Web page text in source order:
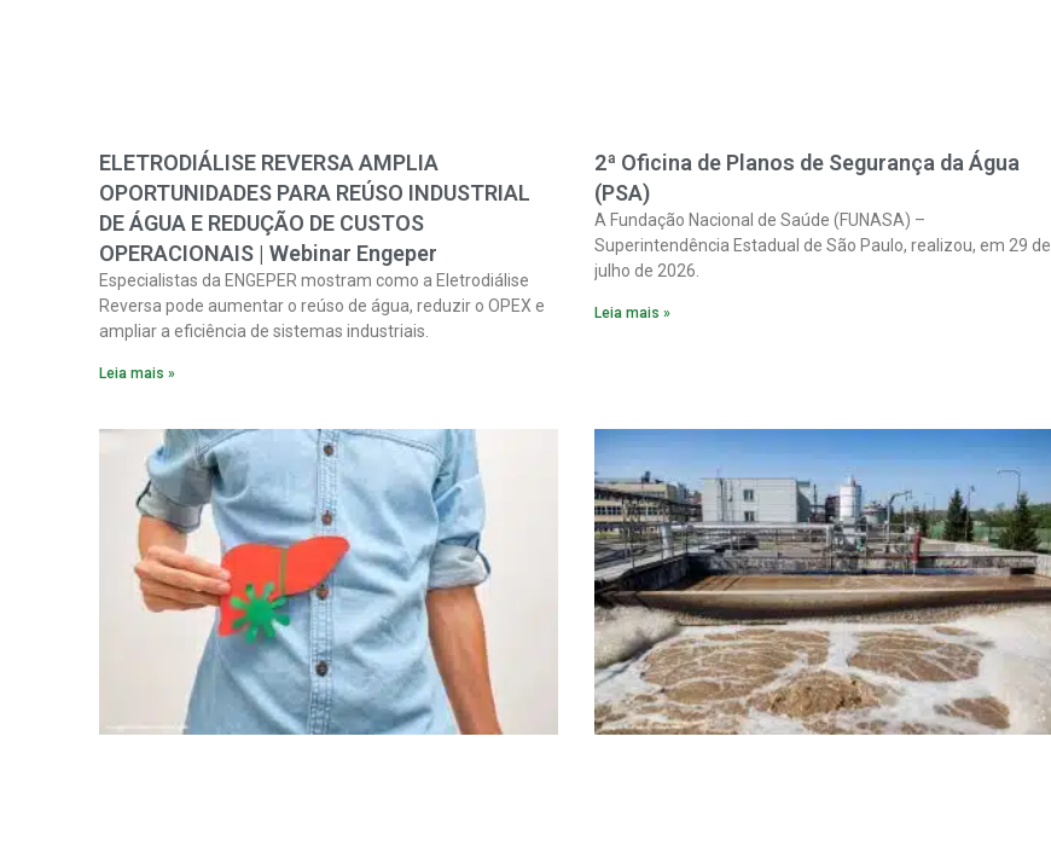
ELETRODIÁLISE REVERSA AMPLIA
OPORTUNIDADES PARA REÚSO INDUSTRIAL
DE ÁGUA E REDUÇÃO DE CUSTOS
OPERACIONAIS | Webinar Engeper
Especialistas da ENGEPER mostram como a Eletrodiálise
Reversa pode aumentar o reúso de água, reduzir o OPEX e
ampliar a eficiência de sistemas industriais.
Leia mais »
2ª Oficina de Planos de Segurança da Água
(PSA)
A Fundação Nacional de Saúde (FUNASA) –
Superintendência Estadual de São Paulo, realizou, em 29 de
julho de 2026.
Leia mais »